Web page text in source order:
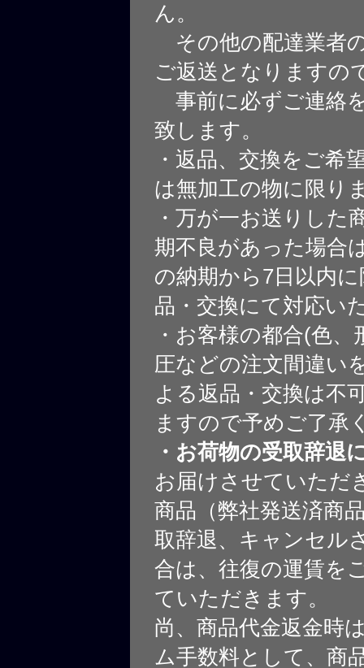
ん。
その他の配達業者
ご返送となりますの
事前に必ずご連絡
致します。
・返品、交換をご希
は無加工の物に限り
・万が一お送りした
期不良があった場合
の納期から7日以内
品・交換にて対応い
・お客様の都合(色、
圧などの注文間違い
よる返品・交換は不
ますので予めご了承
・お荷物の受取辞退
お届けさせていただ
商品（弊社発送済商
取辞退、キャンセル
合は、往復の運賃を
ていただきます。
尚、商品代金返金時
ム手数料として、商